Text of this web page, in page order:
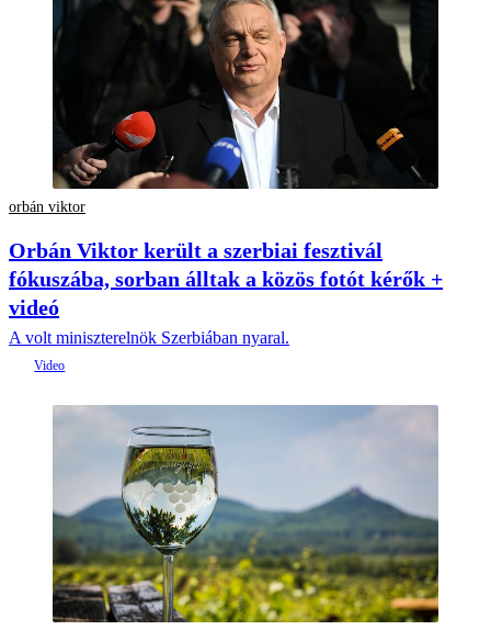
orbán viktor
Orbán Viktor került a szerbiai fesztivál
fókuszába, sorban álltak a közös fotót kérők +
videó
A volt miniszterelnök Szerbiában nyaral.